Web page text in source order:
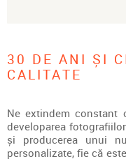
30 DE ANI ȘI
CALITATE
Ne extindem constant
developarea
și producerea unui
personalizate, fie că